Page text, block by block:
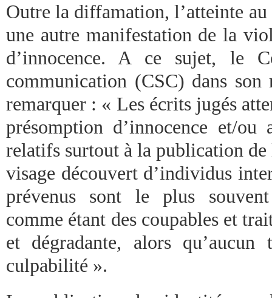
Outre la diffamation, l’atteinte
une autre manifestation de la
d’innocence. A ce sujet, le
communication (CSC) dans
remarquer : « Les écrits jugés
présomption d’innocence et/
relatifs surtout à la publication de
visage découvert d’individus
prévenus sont le plus
comme étant des coupables et
et dégradante, alors
culpabilité ».